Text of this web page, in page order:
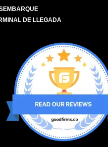
DE LLEGADA